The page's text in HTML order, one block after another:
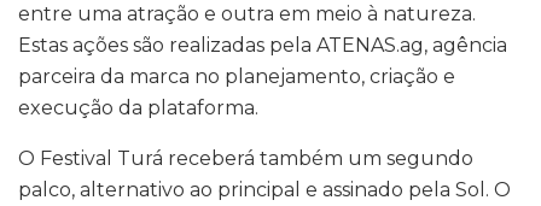
entre uma atração e outra em meio à natureza.
Estas ações são realizadas pela ATENAS.ag, agência
parceira da marca no planejamento, criação e
execução da plataforma.
O Festival Turá receberá também um segundo
palco, alternativo ao principal e assinado pela Sol. O